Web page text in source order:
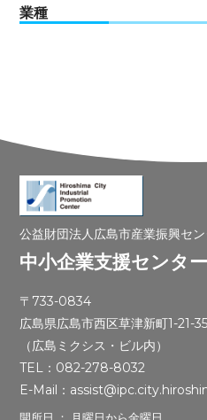
業種
公益財団法人広島市産業振興セ
中小企業支援センター
〒733-0834
広島県広島市西区草津新町1-21-
（広島ミクシス・ビル内）
TEL：082-278-8032
E-Mail：